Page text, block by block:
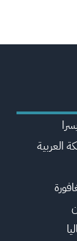
العربية